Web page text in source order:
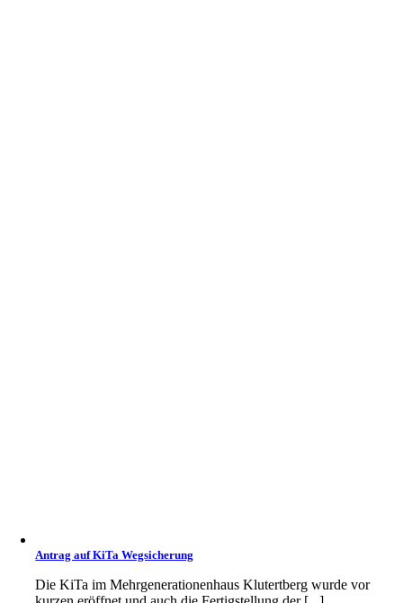
Antrag auf KiTa Wegsicherung
Die KiTa im Mehrgenerationenhaus Klutertberg wurde vor